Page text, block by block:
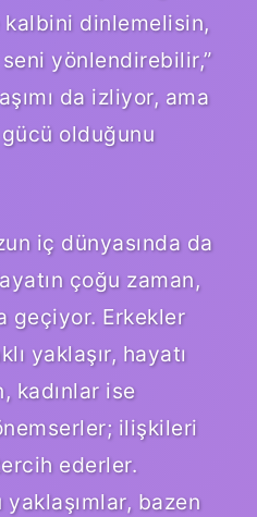
kalbini dinlemelisin,
yönlendirebilir,”
da izliyor, ama
olduğunu
iç dünyasında da
çoğu zaman,
geçiyor. Erkekler
yaklaşır, hayatı
kadınlar ise
ilişkileri
ederler.
bazen